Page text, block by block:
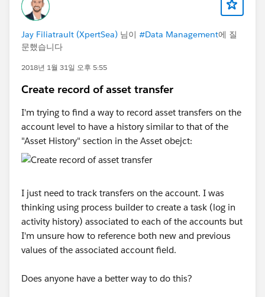
Jay Filiatrault (XpertSea) 님이 #Data Management에 질
문했습니다
2018년 1월 31일 오후 5:55
Create record of asset transfer
I'm trying to find a way to record asset transfers on the
account level to have a history similar to that of the
"Asset History" section in the Asset obejct:
I just need to track transfers on the account. I was
thinking using process builder to create a task (log in
activity history) associated to each of the accounts but
I'm unsure how to reference both new and previous
values of the associated account field.
Does anyone have a better way to do this?